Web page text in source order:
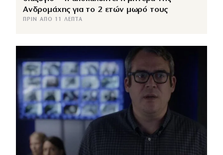
Ανδρομάχης για το 2 ετών μωρό τους
ΠΡΙΝ ΑΠΌ 11 ΛΕΠΤΆ